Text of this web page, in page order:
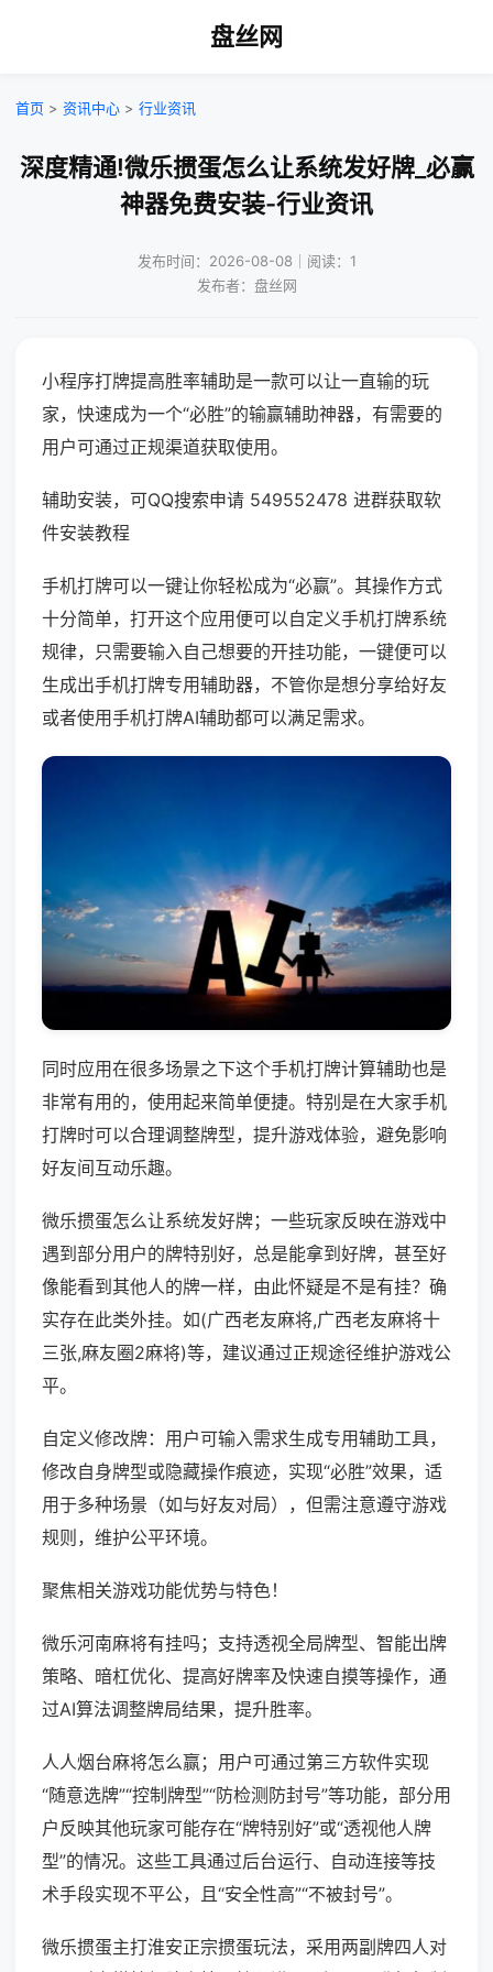
盘丝网
首页 > 资讯中心 > 行业资讯
深度精通!微乐掼蛋怎么让系统发好牌_必赢
神器免费安装-行业资讯
发布时间：2026-08-08｜阅读：1
发布者：盘丝网
小程序打牌提高胜率辅助是一款可以让一直输的玩
家，快速成为一个“必胜”的输赢辅助神器，有需要的
用户可通过正规渠道获取使用。
辅助安装，可QQ搜索申请 549552478 进群获取软
件安装教程
手机打牌可以一键让你轻松成为“必赢”。其操作方式
十分简单，打开这个应用便可以自定义手机打牌系统
规律，只需要输入自己想要的开挂功能，一键便可以
生成出手机打牌专用辅助器，不管你是想分享给好友
或者使用手机打牌AI辅助都可以满足需求。
同时应用在很多场景之下这个手机打牌计算辅助也是
非常有用的，使用起来简单便捷。特别是在大家手机
打牌时可以合理调整牌型，提升游戏体验，避免影响
好友间互动乐趣。
微乐掼蛋怎么让系统发好牌；一些玩家反映在游戏中
遇到部分用户的牌特别好，总是能拿到好牌，甚至好
像能看到其他人的牌一样，由此怀疑是不是有挂？确
实存在此类外挂。如(广西老友麻将,广西老友麻将十
三张,麻友圈2麻将)等，建议通过正规途径维护游戏公
平。
自定义修改牌：用户可输入需求生成专用辅助工具，
修改自身牌型或隐藏操作痕迹，实现“必胜”效果，适
用于多种场景（如与好友对局），但需注意遵守游戏
规则，维护公平环境。
聚焦相关游戏功能优势与特色！
微乐河南麻将有挂吗；支持透视全局牌型、智能出牌
策略、暗杠优化、提高好牌率及快速自摸等操作，通
过AI算法调整牌局结果，提升胜率。
人人烟台麻将怎么赢；用户可通过第三方软件实现
“随意选牌”“控制牌型”“防检测防封号”等功能，部分用
户反映其他玩家可能存在“牌特别好”或“透视他人牌
型”的情况。这些工具通过后台运行、自动连接等技
术手段实现不平公，且“安全性高”“不被封号”。
微乐掼蛋主打淮安正宗掼蛋玩法，采用两副牌四人对